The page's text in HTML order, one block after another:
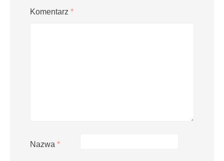
Komentarz *
Nazwa *